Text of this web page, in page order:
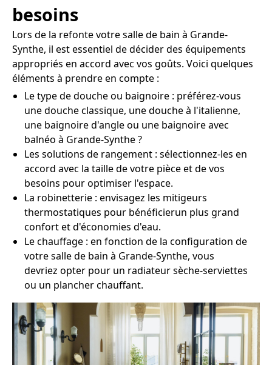
besoins
Lors de la refonte votre salle de bain à Grande-
Synthe, il est essentiel de décider des équipements
appropriés en accord avec vos goûts. Voici quelques
éléments à prendre en compte :
Le type de douche ou baignoire : préférez-vous
une douche classique, une douche à l'italienne,
une baignoire d'angle ou une baignoire avec
balnéo à Grande-Synthe ?
Les solutions de rangement : sélectionnez-les en
accord avec la taille de votre pièce et de vos
besoins pour optimiser l'espace.
La robinetterie : envisagez les mitigeurs
thermostatiques pour bénéficierun plus grand
confort et d'économies d'eau.
Le chauffage : en fonction de la configuration de
votre salle de bain à Grande-Synthe, vous
devriez opter pour un radiateur sèche-serviettes
ou un plancher chauffant.